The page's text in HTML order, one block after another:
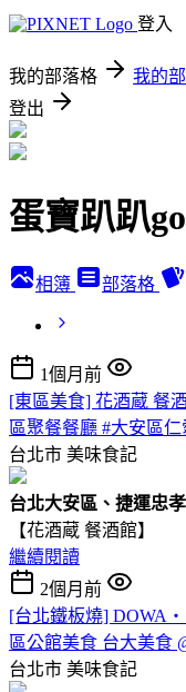
登入
我的部落格 我的
登出
蛋寶趴趴go
相簿 部落格
1個月前
[東區美食] 花酒蔵 餐
區聚餐餐廳 #大安區
台北市 美味食記
台北大安區、捷運忠
【花酒蔵 餐酒館】
繼續閱讀
2個月前
[台北鐵板燒] DOWA
區公館美食 台大美食
台北市 美味食記